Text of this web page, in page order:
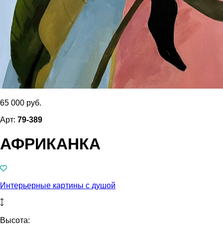
65 000 руб.
Арт: 79-389
АФРИКАНКА
Интерьерные картины с душой
Высота: